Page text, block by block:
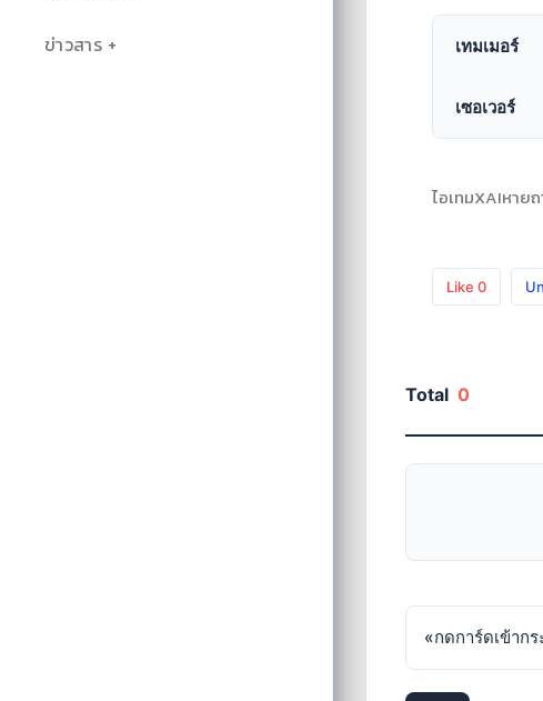
ข่าวสาร เทมเมอร์
เซอเวอร์
ไอเทมXAIหาย
Like 0
Total 0
«กดการ์ดเข้ากร